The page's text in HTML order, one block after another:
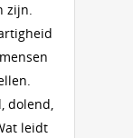
zijn.
dolend,
leidt